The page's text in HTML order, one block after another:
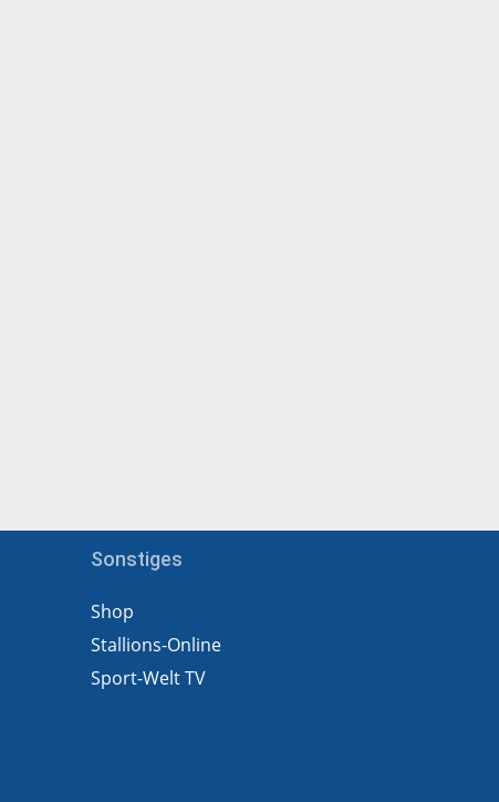
Sonstiges
Shop
Stallions-Online
Sport-Welt TV